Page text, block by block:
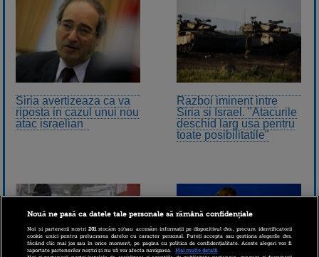
Siria avertizeaza ca va
riposta in cazul unui nou
atac israelian
Razboi iminent intre
Siria si Israel. "Atacurile
deschid larg usa pentru
toate posibilitatile"
Nouă ne pasă ca datele tale personale să rămână confidențiale
Noi și partenerii noștri201stocăm și/sau accesăm informații pe dispozitivul dvs., precum identificatorii
cookie unici pentru prelucrarea datelor cu caracter personal. Puteți accepta sau gestiona alegerile dvs.
făcând clic mai jos sau în orice moment, pe pagina cu politica de confidențialitate. Aceste alegeri vor fi
raportate partenerilor noștri și nu vă vor afecta navigarea.
Mai multe detalii